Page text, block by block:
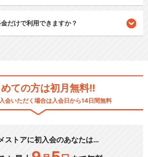
だけで利用できますか？
ての方は初月無料!!
会いただく場合は入会日から14日間無料
ストアに初入会のあなたは…